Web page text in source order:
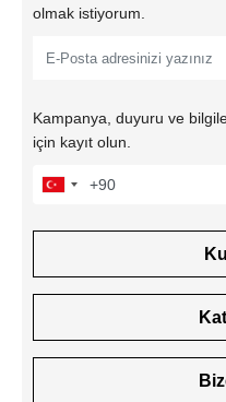
olmak istiyorum.
Kampanya, duyuru ve
için kayıt olun.